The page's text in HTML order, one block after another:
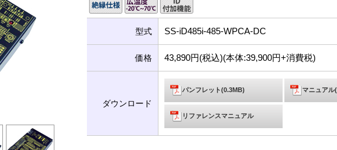
型式 SS-iD485i-485-WPCA-DC
価格 43,890円(税込)(本体:39,900円+消費税)
ダウンロード
パンフレット(0.3MB) マニュアル
リファレンスマニュアル